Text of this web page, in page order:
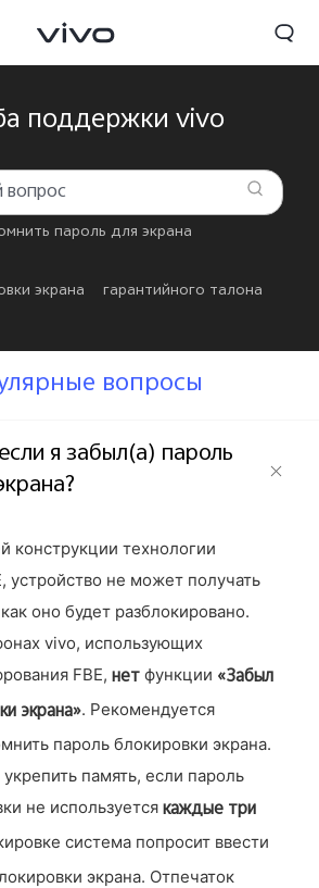
поддержки vivo
пароль для экрана
экрана
гарантийного талона
вопросы
я забыл(а) пароль
конструкции технологии
устройство не может получать
оно будет разблокировано.
vivo, использующих
FBE,нет функции «Забыл
экрана». Рекомендуется
пароль блокировки экрана.
память, если пароль
не используетсякаждые три
система попросит ввести
экрана. Отпечаток